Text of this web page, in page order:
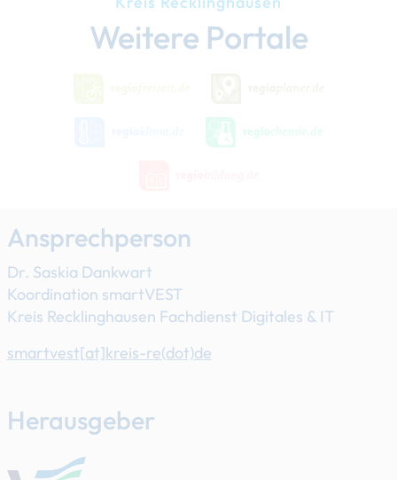
Weitere Portale
Ansprechperson
Dr. Saskia Dankwart
Koordination smartVEST
Kreis Recklinghausen Fachdienst Digitales & IT
smartvest[at]​kreis-re(dot)de
Herausgeber